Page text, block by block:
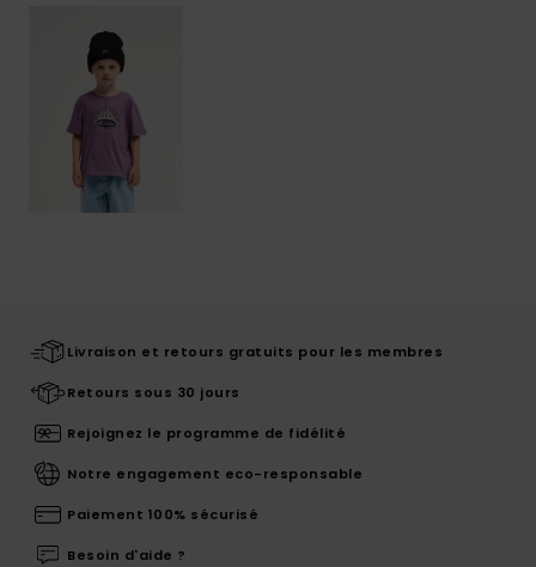
Livraison et retours gratuits pour les membres
Retours sous 30 jours
Rejoignez le programme de fidélité
Notre engagement eco-responsable
Paiement 100% sécurisé
Besoin d'aide ?